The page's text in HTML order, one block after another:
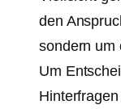
den
sondern um
Um